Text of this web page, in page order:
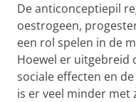
De anticonceptiepil
oestrogeen,
een rol spelen in de
Hoewel er uitgebreid
sociale effecten en
is er veel minder met